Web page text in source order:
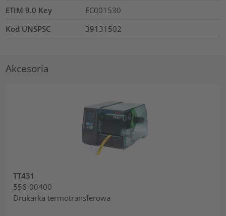
ETIM 9.0 Key
EC001530
Kod UNSPSC
39131502
Akcesoria
TT431
556-00400
Drukarka termotransferowa